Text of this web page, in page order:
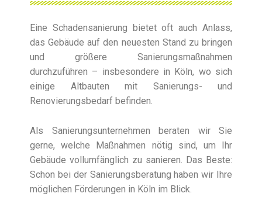
Eine Schadensanierung bietet oft auch Anlass,
das Gebäude auf den neuesten Stand zu bringen
und größere Sanierungsmaßnahmen
durchzuführen – insbesondere in Köln, wo sich
einige Altbauten mit Sanierungs- und
Renovierungsbedarf befinden.
Als Sanierungsunternehmen beraten wir Sie
gerne, welche Maßnahmen nötig sind, um Ihr
Gebäude vollumfänglich zu sanieren. Das Beste:
Schon bei der Sanierungsberatung haben wir Ihre
möglichen Förderungen in Köln im Blick.